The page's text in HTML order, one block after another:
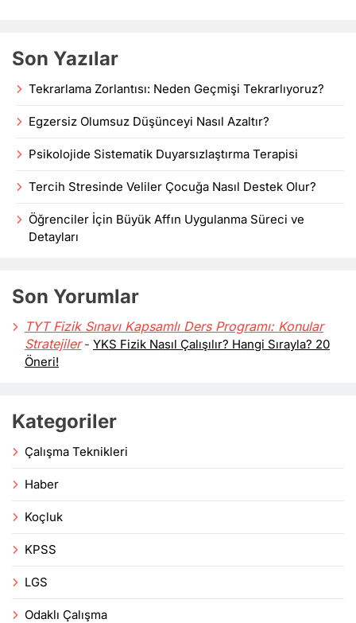
Son Yazılar
Tekrarlama Zorlantısı: Neden Geçmişi Tekrarlıyoruz?
Egzersiz Olumsuz Düşünceyi Nasıl Azaltır?
Psikolojide Sistematik Duyarsızlaştırma Terapisi
Tercih Stresinde Veliler Çocuğa Nasıl Destek Olur?
Öğrenciler İçin Büyük Affın Uygulanma Süreci ve
Detayları
Son Yorumlar
TYT Fizik Sınavı Kapsamlı Ders Programı: Konular
Stratejiler- YKS Fizik Nasıl Çalışılır? Hangi Sırayla? 20
Öneri!
Kategoriler
Çalışma Teknikleri
Haber
Koçluk
KPSS
LGS
Odaklı Çalışma